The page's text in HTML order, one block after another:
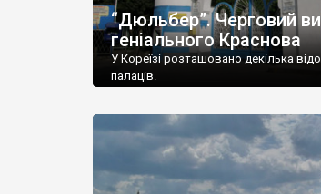
“Дюльбер”. Черговий
геніального Краснова
У Кореїзі розташовано декілька
палаців.